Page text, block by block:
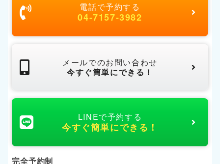
電話で予約する
04-7157-3982
メールでのお問い合わせ
今すぐ簡単にできる！
LINEで予約する
今すぐ簡単にできる！
完全予約制